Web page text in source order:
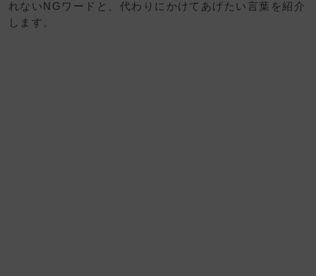
れないNGワードと、代わりにかけてあげたい言葉を紹介
します。